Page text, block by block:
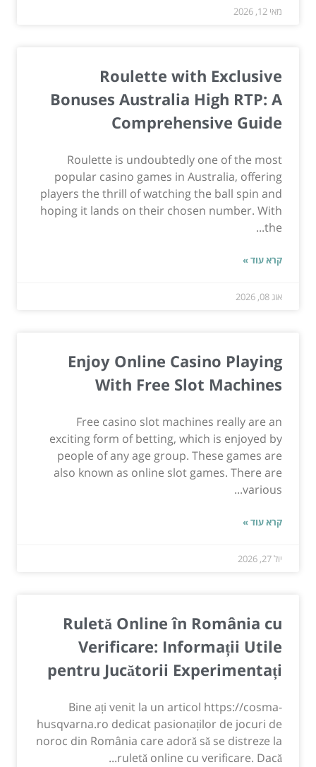
מאי 12, 2026
Roulette with Exclusive
Bonuses Australia High RTP: A
Comprehensive Guide
Roulette is undoubtedly one of the most
popular casino games in Australia, offering
players the thrill of watching the ball spin and
hoping it lands on their chosen number. With
the...
קרא עוד »
אוג 08, 2026
Enjoy Online Casino Playing
With Free Slot Machines
Free casino slot machines really are an
exciting form of betting, which is enjoyed by
people of any age group. These games are
also known as online slot games. There are
various...
קרא עוד »
יול 27, 2026
Ruletă Online în România cu
Verificare: Informații Utile
pentru Jucătorii Experimentați
Bine ați venit la un articol https://cosma-
husqvarna.ro dedicat pasionaților de jocuri de
noroc din România care adoră să se distreze la
ruletă online cu verificare. Dacă...